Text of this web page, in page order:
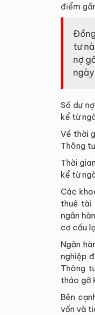
điểm
tư
nợ
Số dư
kể từ
Về thời
Thông
Thời
kể từ
Các
thuê tài
ngân
cơ cấu
Ngân
nghiệp
Thông
tháo gỡ
Bên
vốn và